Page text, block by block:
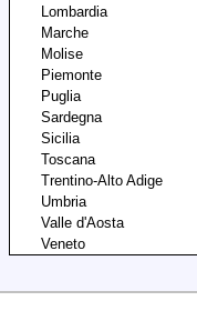
Lombardia
Marche
Molise
Piemonte
Puglia
Sardegna
Sicilia
Toscana
Trentino-Alto Adige
Umbria
Valle d'Aosta
Veneto